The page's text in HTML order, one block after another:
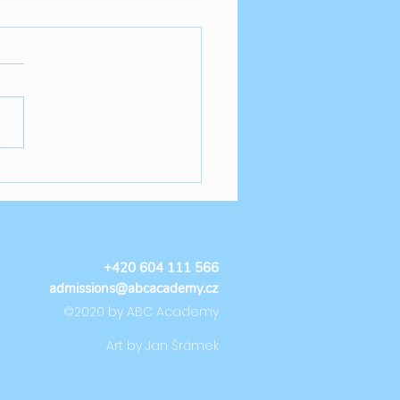
admissions@abcacademy.cz
+420 604 111 566
©2020 by ABC Academy
Art by Jan Šrámek